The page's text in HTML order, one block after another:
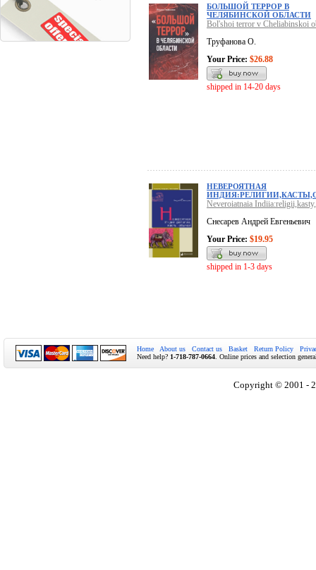
БОЛЬШОЙ ТЕРРОР В
ЧЕЛЯБИНСКОЙ ОБЛАСТИ
Bol'shoi terror v Cheliabinskoi
Труфанова О.
Your Price: $26.88
shipped in 14-20 days
НЕВЕРОЯТНАЯ
Neveroiatnaia
Снесарев Андрей Евгеньевич
Your Price: $19.95
shipped in 1-3 days
Home About us Contact us Basket Return Policy
Need help? 1-718-787-0664 . Online prices and selection
Copyright © 2001 -